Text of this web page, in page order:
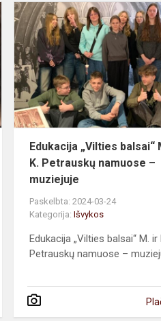
Aštuntokų
edukacijos
Kretingoje
Edukacija „Vilties balsai“
K. Petrauskų namuose –
muziejuje
Paskelbta: 2024-03-24
Kategorija:Išvykos
Edukacija „Vilties balsai“ M. ir
Petrauskų namuose –